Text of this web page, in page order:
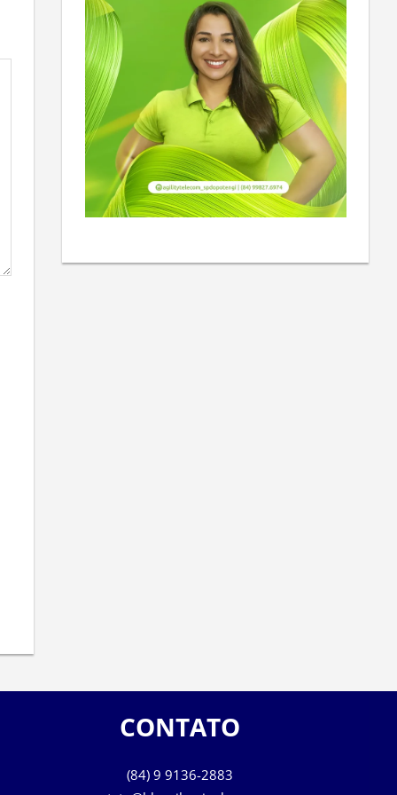
CONTATO
(84) 9 9136-2883